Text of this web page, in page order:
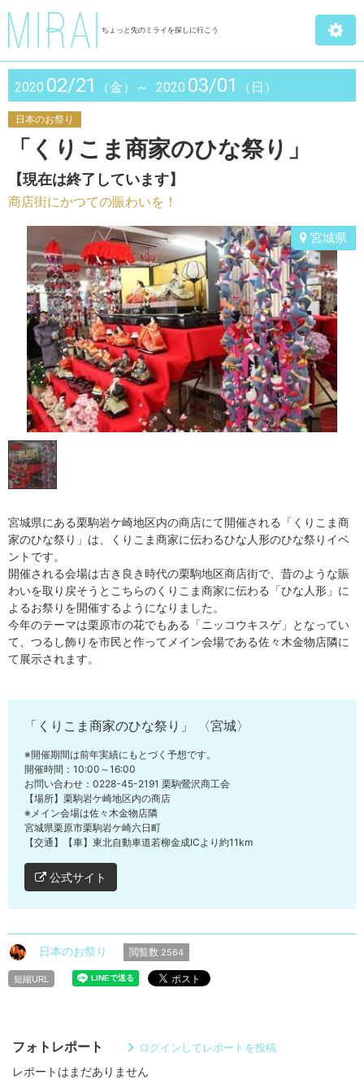
ちょっと先のミライを探しに行こう
2020 02/21 （金）～ 2020 03/01 （日）
日本のお祭り
「くりこま商家のひな祭り」
【現在は終了しています】
商店街にかつての賑わいを！
宮城県
宮城県にある栗駒岩ケ崎地区内の商店にて開催される「くりこま商
家のひな祭り」は、くりこま商家に伝わるひな人形のひな祭りイベ
ントです。
開催される会場は古き良き時代の栗駒地区商店街で、昔のような賑
わいを取り戻そうとこちらのくりこま商家に伝わる「ひな人形」に
よるお祭りを開催するようになりました。
今年のテーマは栗原市の花でもある「ニッコウキスゲ」となってい
て、つるし飾りを市民と作ってメイン会場である佐々木金物店隣に
て展示されます。
「くりこま商家のひな祭り」 〈宮城〉
※開催期間は前年実績にもとづく予想です。
開催時間：10:00～16:00
お問い合わせ：0228-45-2191 栗駒鶯沢商工会
【場所】栗駒岩ケ崎地区内の商店
※メイン会場は佐々木金物店隣
宮城県栗原市栗駒岩ケ崎六日町
【交通】【車】東北自動車道若柳金成ICより約11km
公式サイト
日本のお祭り 閲覧数 2564
短縮URL
フォトレポート ログインしてレポートを投稿
レポートはまだありません